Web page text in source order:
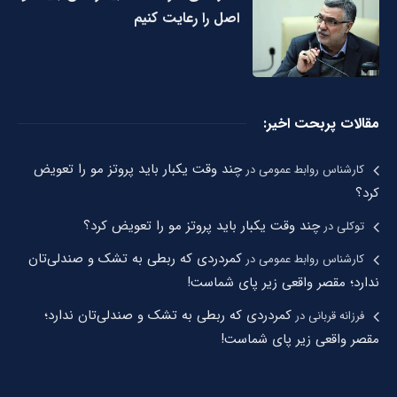
اصل را رعایت کنیم
مقالات پربحت اخیر:
کارشناس روابط عمومیدرچند وقت یکبار باید پروتز مو را تعویض
کرد؟
توکلیدرچند وقت یکبار باید پروتز مو را تعویض کرد؟
کارشناس روابط عمومیدر کمردردی که ربطی به تشک و صندلی‌تان
ندارد؛ مقصر واقعی زیر پای شماست!
فرزانه قربانیدر کمردردی که ربطی به تشک و صندلی‌تان ندارد؛
مقصر واقعی زیر پای شماست!